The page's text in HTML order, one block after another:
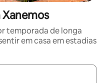
temporada de longa
em casa em estadias